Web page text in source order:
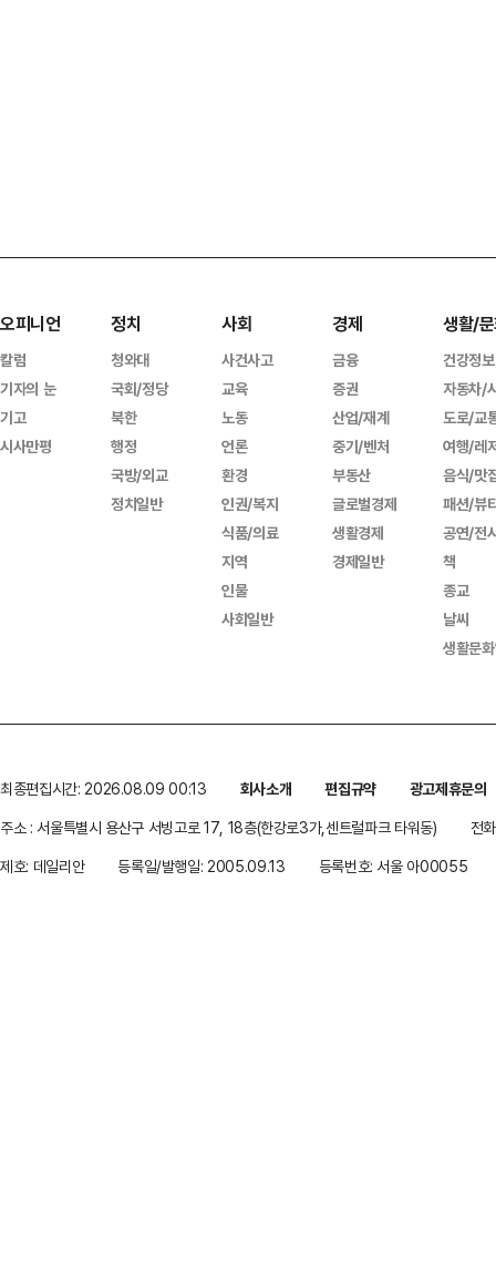
오피니언
칼럼
기자의 눈
기고
시사만평
정치
청와대
국회/정당
북한
행정
국방/외교
정치일반
사회
사건사고
교육
노동
언론
환경
인권/복지
식품/의료
지역
인물
사회일반
경제
금융
증권
산업/재계
중기/벤처
부동산
글로벌경제
생활경제
경제일반
생활/
건강정보
자동차/
도로/교
여행/레
음식/맛
패션/뷰
공연/전
책
종교
날씨
생활문
최종편집시간: 2026.08.09 00:13 회사소개 편집규약
광고제휴문의
주소 : 서울특별시 용산구 서빙고로 17, 18층(한강로3가,센트럴파크 타워동)
전
제호: 데일리안
등록일/발행일: 2005.09.13 등록번호: 서울 아00055